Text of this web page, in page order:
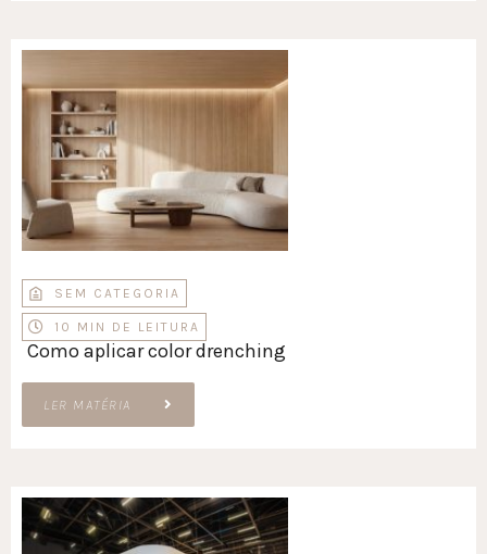
SEM CATEGORIA
10 MIN DE LEITURA
Como aplicar color drenching
LER MATÉRIA